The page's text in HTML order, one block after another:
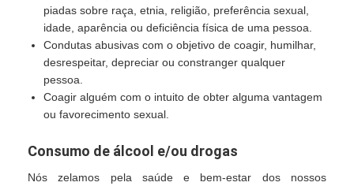
piadas sobre raça, etnia, religião, preferência sexual,
idade, aparência ou deficiência física de uma pessoa.
Condutas abusivas com o objetivo de coagir, humilhar,
desrespeitar, depreciar ou constranger qualquer
pessoa.
Coagir alguém com o intuito de obter alguma vantagem
ou favorecimento sexual.
Consumo de álcool e/ou drogas
Nós zelamos pela saúde e bem-estar dos nossos